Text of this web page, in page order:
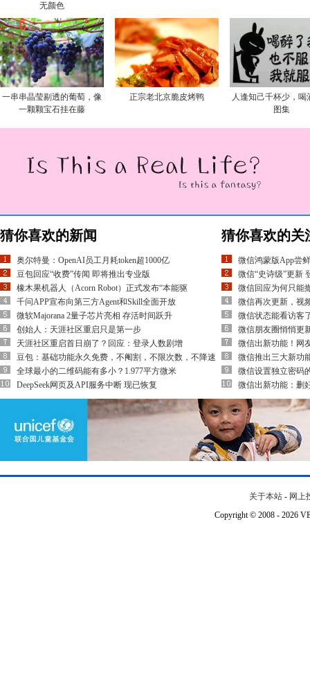
无颜色
一串串晶莹剔透的葡萄，像
一颗颗宝石挂在藤
正宗老北京脆皮烤鸭
人逢知己千杯少，喝
图集
猜你喜欢的新闻
奥尔特曼：OpenAI员工月耗token超1000亿
豆包回应“收费”传闻 即将推出专业版
橡木果机器人（Acorn Robot）正式发布“本能驱
千问APP宣布向第三方Agent和Skill全面开放
微软Majorana 2量子芯片亮相 存活时间跃升
创始人：天涯社区重启只是第一步
天涯社区重启首日崩了？回应：登录人数剧增
豆包：基础功能永久免费，不阉割，不限次数，不降速
全球最小的二维码能有多小？1.977平方微米
DeepSeek网页及API服务中断 现已恢复
猜你喜欢的关
微信鸿蒙版App尝
微信“史诗级”更新
微信回应为何只能
微信再次更新，视
微信状态能看访客
微信朋友圈悄悄更
微信出新功能！网
微信推出三大新功
微信设置独立密码
微信出新功能：删
关于本站 - 网上
Copyright © 2008 - 2026